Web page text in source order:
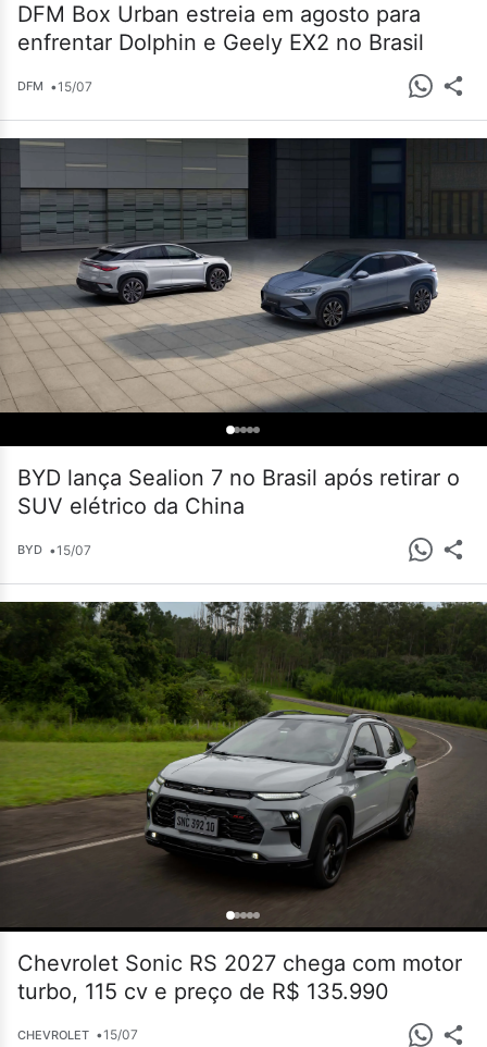
DFM Box Urban estreia em agosto para
enfrentar Dolphin e Geely EX2 no Brasil
DFM •15/07
BYD lança Sealion 7 no Brasil após retirar o
SUV elétrico da China
BYD •15/07
Chevrolet Sonic RS 2027 chega com motor
turbo, 115 cv e preço de R$ 135.990
CHEVROLET •15/07